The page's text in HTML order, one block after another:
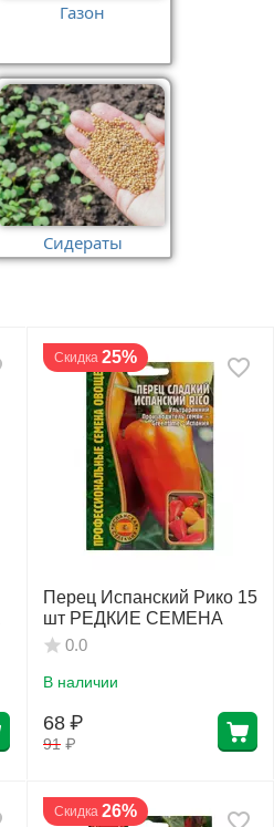
Газон
Сидераты
Скидка 25%
Перец Испанский Рико 15
шт РЕДКИЕ СЕМЕНА
0.0
В наличии
91 ₽
68 ₽
Скидка 26%